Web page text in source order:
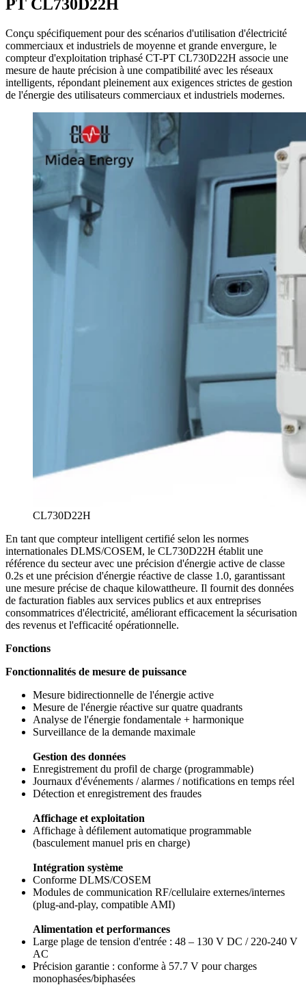
PT CL730D22H
Conçu spécifiquement pour des scénarios d'utilisation d'électricité
commerciaux et industriels de moyenne et grande envergure, le
compteur d'exploitation triphasé CT-PT CL730D22H associe une
mesure de haute précision à une compatibilité avec les réseaux
intelligents, répondant pleinement aux exigences strictes de gestion
de l'énergie des utilisateurs commerciaux et industriels modernes.
CL730D22H
En tant que compteur intelligent certifié selon les normes
internationales DLMS/COSEM, le CL730D22H établit une
référence du secteur avec une précision d'énergie active de classe
0.2s et une précision d'énergie réactive de classe 1.0, garantissant
une mesure précise de chaque kilowattheure. Il fournit des données
de facturation fiables aux services publics et aux entreprises
consommatrices d'électricité, améliorant efficacement la sécurisation
des revenus et l'efficacité opérationnelle.
Fonctions
Fonctionnalités de mesure de puissance
Mesure bidirectionnelle de l'énergie active
Mesure de l'énergie réactive sur quatre quadrants
Analyse de l'énergie fondamentale + harmonique
Surveillance de la demande maximale
Gestion des données
Enregistrement du profil de charge (programmable)
Journaux d'événements / alarmes / notifications en temps réel
Détection et enregistrement des fraudes
Affichage et exploitation
Affichage à défilement automatique programmable
(basculement manuel pris en charge)
Intégration système
Conforme DLMS/COSEM
Modules de communication RF/cellulaire externes/internes
(plug-and-play, compatible AMI)
Alimentation et performances
Large plage de tension d'entrée : 48 – 130 V DC / 220-240 V
AC
Précision garantie : conforme à 57.7 V pour charges
monophasées/biphasées